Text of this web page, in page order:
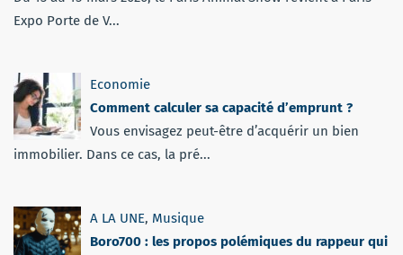
Expo Porte de V...
Economie
Comment calculer sa capacité d’emprunt ?
Vous envisagez peut-être d’acquérir un bien
immobilier. Dans ce cas, la pré...
A LA UNE, Musique
Boro700 : les propos polémiques du rappeur qui